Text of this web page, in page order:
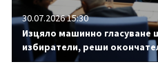
30.07.2026 15:30
Изцяло машинно гласуване
избиратели, реши